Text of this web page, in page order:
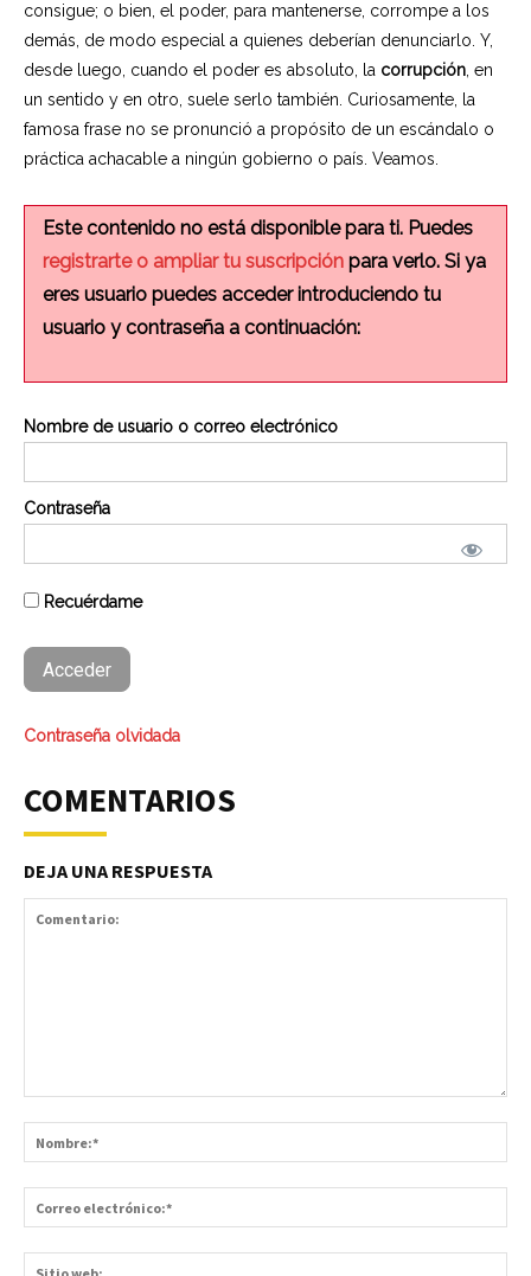
consigue; o bien, el poder, para mantenerse, corrompe a los
demás, de modo especial a quienes deberían denunciarlo. Y,
desde luego, cuando el poder es absoluto, la corrupción , en
un sentido y en otro, suele serlo también. Curiosamente, la
famosa frase no se pronunció a propósito de un escándalo o
práctica achacable a ningún gobierno o país. Veamos.
Este contenido no está disponible para ti. Puedes
registrarte o ampliar tu suscripción para verlo. Si ya
eres usuario puedes acceder introduciendo tu
usuario y contraseña a continuación:
Nombre de usuario o correo electrónico
Contraseña
Recuérdame
Contraseña olvidada
COMENTARIOS
DEJA UNA RESPUESTA